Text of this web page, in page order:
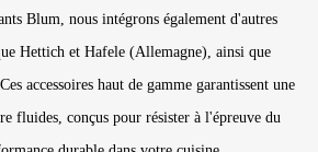
Blum, nous intégrons également d'autres
Hettich et Hafele (Allemagne), ainsi que
accessoires haut de gamme garantissent une
fluides, conçus pour résister à l'épreuve du